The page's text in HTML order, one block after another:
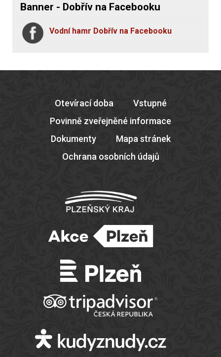
Banner - Dobřív na Facebooku
Vodní hamr Dobřív na Facebooku
Otevírací doba
Vstupné
Povinně zveřejněné informace
Dokumenty
Mapa stránek
Ochrana osobních údajů